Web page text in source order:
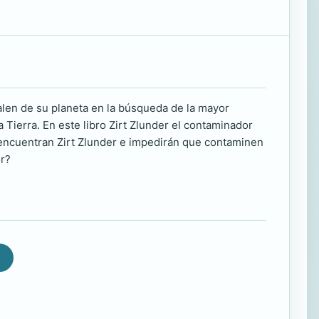
de su planeta en la búsqueda de la mayor
Tierra. En este libro Zirt Zlunder el contaminador
Zirt Zlunder e impedirán que contaminen